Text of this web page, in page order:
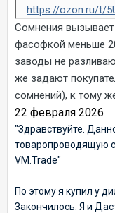
https://ozon.ru/t/
Сомнения
фасофкой меньше
заводы не
же задают
сомнений), к тому
22 февраля 2026
"Здравствуйте.
товаропроводящую
VM.Trade"
По этому я купил у
Закончилось. Я и